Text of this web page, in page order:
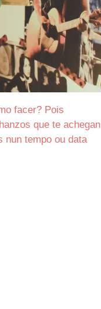
facer? Pois
que te achegan
nun tempo ou data